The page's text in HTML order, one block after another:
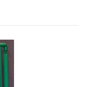
3 M - PAKET 3